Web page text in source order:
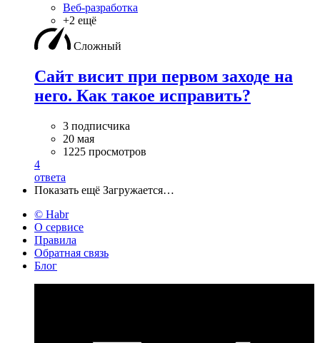
Веб-разработка
+2 ещё
Сложный
Сайт висит при первом заходе на
него. Как такое исправить?
3 подписчика
20 мая
1225 просмотров
4
ответа
Показать ещё Загружается…
© Habr
О сервисе
Правила
Обратная связь
Блог